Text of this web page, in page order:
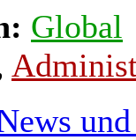
Global